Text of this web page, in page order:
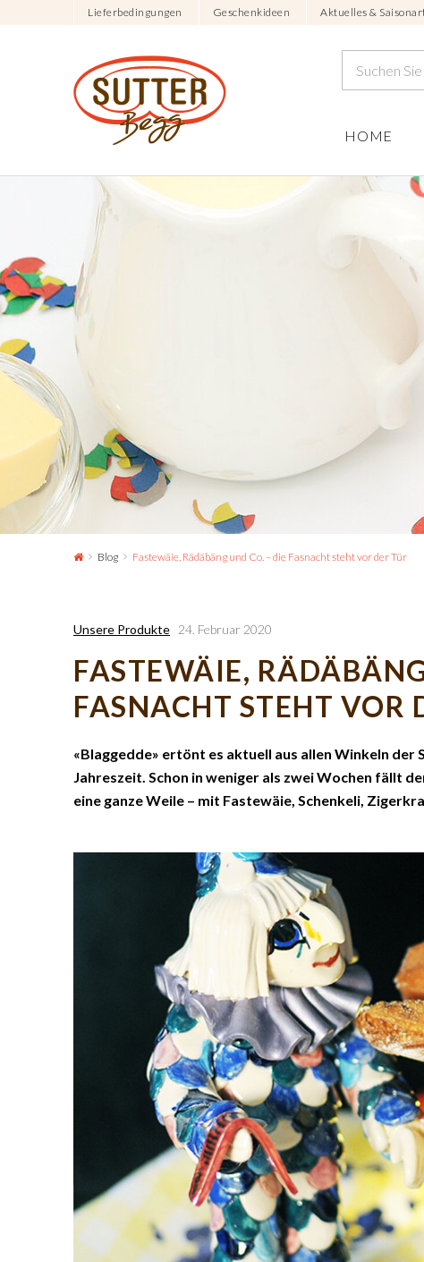
Lieferbedingungen Geschenkideen Aktuelles &
HOME
Blog Fastewäie, Rädäbäng und Co. – die Fasnacht steht vor der Tür
Unsere Produkte 24. Februar 2020
FASTEWÄIE,
FASNACHT STEHT VOR
«Blaggedde» ertönt es aktuell aus allen Winkeln
Jahreszeit. Schon in weniger als zwei Wochen fällt
eine ganze Weile – mit Fastewäie, Schenkeli,